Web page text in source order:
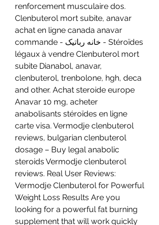
renforcement musculaire dos.
Clenbuterol mort subite, anavar
achat en ligne canada anavar
commande - خانه رباتیک - Stéroïdes
légaux à vendre Clenbuterol mort
subite Dianabol, anavar,
clenbuterol, trenbolone, hgh, deca
and other. Achat steroide europe
Anavar 10 mg, acheter
anabolisants stéroïdes en ligne
carte visa. Vermodje clenbuterol
reviews, bulgarian clenbuterol
dosage – Buy legal anabolic
steroids Vermodje clenbuterol
reviews. Real User Reviews:
Vermodje Clenbuterol for Powerful
Weight Loss Results Are you
looking for a powerful fat burning
supplement that will work quickly